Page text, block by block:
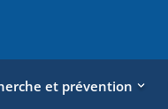
et prévention